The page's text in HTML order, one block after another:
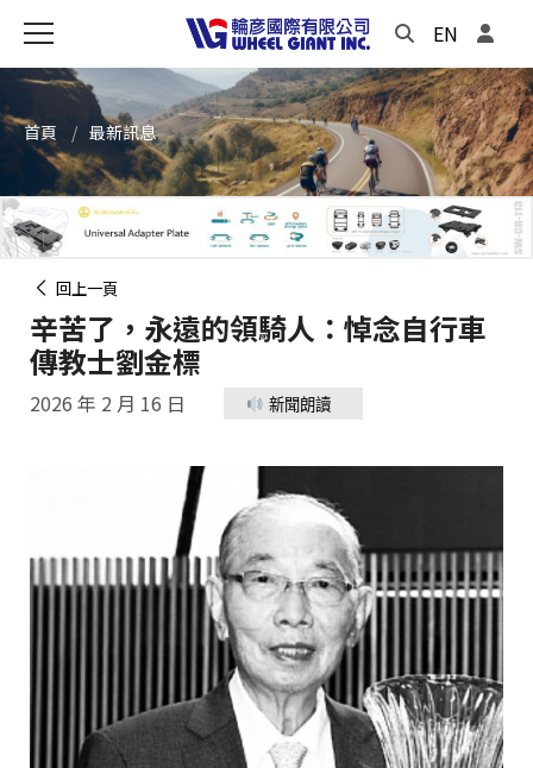
EN
首頁 最新訊息
回上一頁
辛苦了，永遠的領騎人：悼念自行車
傳教士劉金標
2026 年 2 月 16 日 新聞朗讀